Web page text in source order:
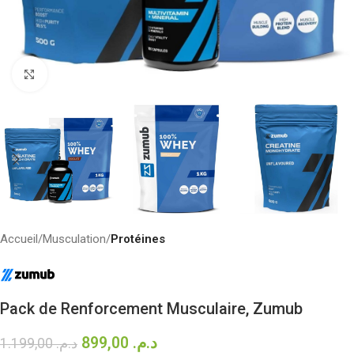
Accueil Musculation Protéines
Pack de Renforcement Musculaire, Zumub
د.م.1.199,00 د.م.